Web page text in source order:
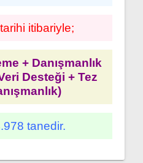
itibariyle;
+ Danışmanlık
Desteği + Tez
tanedir.